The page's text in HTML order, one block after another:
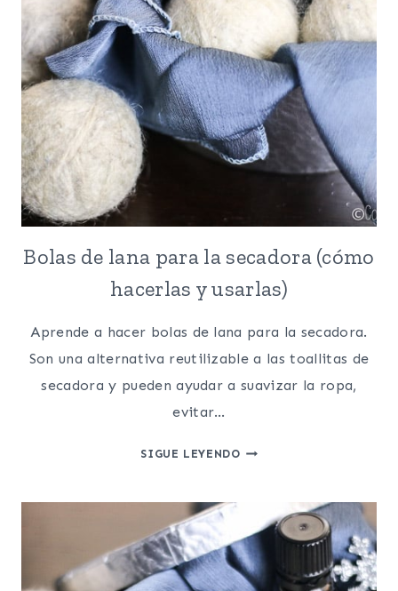
Bolas de lana para la secadora (cómo
hacerlas y usarlas)
Aprende a hacer bolas de lana para la secadora.
Son una alternativa reutilizable a las toallitas de
secadora y pueden ayudar a suavizar la ropa,
evitar…
SIGUE LEYENDOBOLAS
LA
SECADORA
(CÓMO